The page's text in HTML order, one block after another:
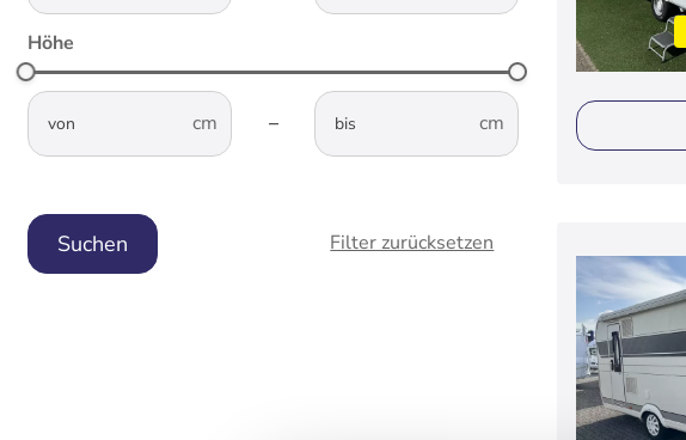
Höhe
not-visible
–
not-visible
Filter zurücksetzen